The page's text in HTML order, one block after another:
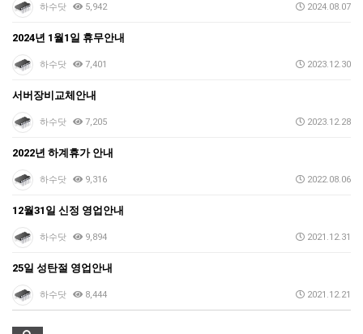
하수닷 5,942 2024.08.07
2024년 1월1일 휴무안내
하수닷 7,401 2023.12.30
서버장비교체안내
하수닷 7,205 2023.12.28
2022년 하계휴가 안내
하수닷 9,316 2022.08.06
12월31일 신정 영업안내
하수닷 9,894 2021.12.31
25일 성탄절 영업안내
하수닷 8,444 2021.12.21